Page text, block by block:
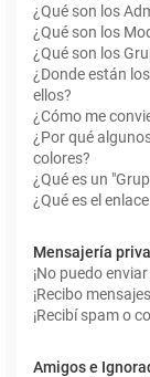
¿Qué son los
¿Qué son los
¿Qué son los
¿Donde están
ellos?
¿Cómo me
¿Por qué
colores?
¿Qué es un
¿Qué es el
Mensajería
¡No puedo
¡Recibo
¡Recibí spam o
Amigos e